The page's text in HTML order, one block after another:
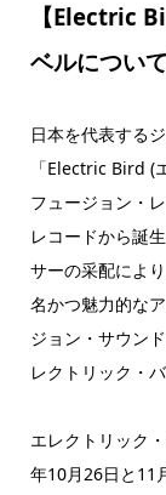
【Electric
ベルについて
日本を代表する
「Electric Bird (
フュージョン・
レコードから誕
サーの采配によ
名かつ魅力的な
ジョン・サウン
レクトリック・
エレクトリック
年10月26日と11